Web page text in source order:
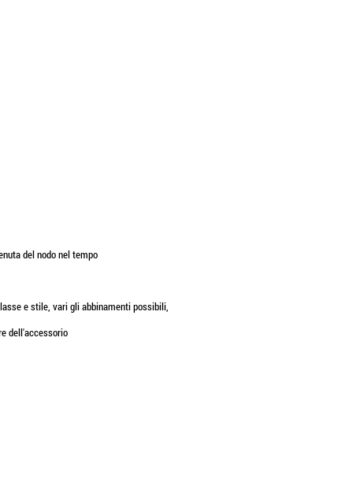
del nodo nel tempo
e stile, vari gli abbinamenti possibili,
dell'accessorio